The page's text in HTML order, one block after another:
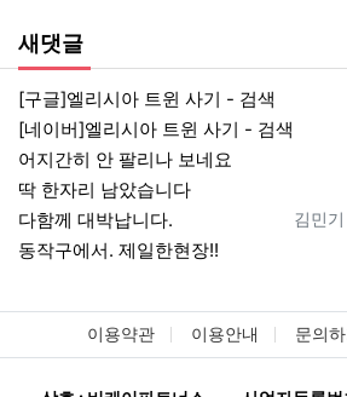
새댓글
[구글]엘리시아 트윈 사기 - 검색
[네이버]엘리시아 트윈 사기 - 검색
어지간히 안 팔리나 보네요
딱 한자리 남았습니다
등록자
김민기
다함께 대박납니다.
동작구에서. 제일한현장!!
이용약관 이용안내 문의